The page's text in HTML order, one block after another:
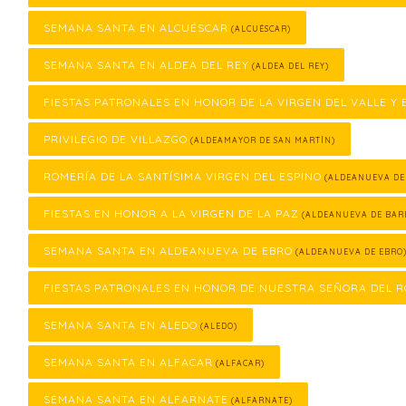
SEMANA SANTA EN ALCUÉSCAR (ALCUÉSCAR)
SEMANA SANTA EN ALDEA DEL REY (ALDEA DEL REY)
FIESTAS PATRONALES EN HONOR DE LA VIRGEN DEL VALLE Y
PRIVILEGIO DE VILLAZGO (ALDEAMAYOR DE SAN MARTÍN)
ROMERÍA DE LA SANTÍSIMA VIRGEN DEL ESPINO (ALDEANUEVA
FIESTAS EN HONOR A LA VIRGEN DE LA PAZ (ALDEANUEVA DE
SEMANA SANTA EN ALDEANUEVA DE EBRO (ALDEANUEVA DE EBRO)
FIESTAS PATRONALES EN HONOR DE NUESTRA SEÑORA DEL
SEMANA SANTA EN ALEDO (ALEDO)
SEMANA SANTA EN ALFACAR (ALFACAR)
SEMANA SANTA EN ALFARNATE (ALFARNATE)